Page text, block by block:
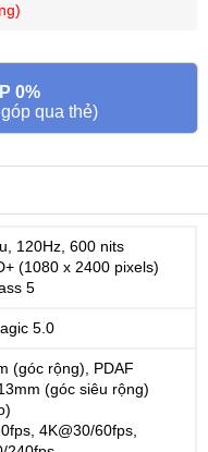
0%
qua thẻ)
120Hz, 600 nits
(1080 x 2400 pixels)
5
5.0
(góc rộng), PDAF
(góc siêu rộng)
4K@30/60fps,